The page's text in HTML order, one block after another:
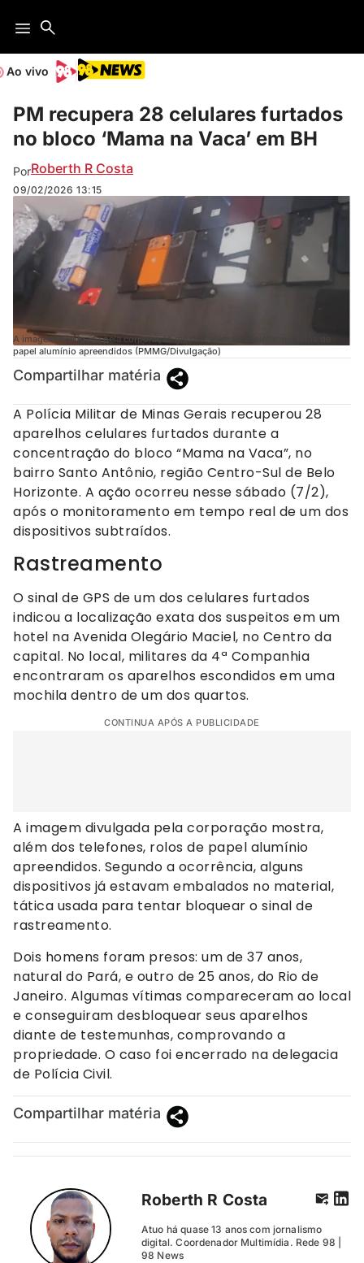
Ao vivo
PM recupera 28 celulares furtados
no bloco ‘Mama na Vaca’ em BH
PorRoberth R Costa
09/02/2026 13:15
A imagem divulgada pela corporação mostra, além dos telefones, rolos de
papel alumínio apreendidos (PMMG/Divulgação)
Compartilhar matéria
A Polícia Militar de Minas Gerais recuperou 28
aparelhos celulares furtados durante a
concentração do bloco “Mama na Vaca”, no
bairro Santo Antônio, região Centro-Sul de Belo
Horizonte. A ação ocorreu nesse sábado (7/2),
após o monitoramento em tempo real de um dos
dispositivos subtraídos.
Rastreamento
O sinal de GPS de um dos celulares furtados
indicou a localização exata dos suspeitos em um
hotel na Avenida Olegário Maciel, no Centro da
capital. No local, militares da 4ª Companhia
encontraram os aparelhos escondidos em uma
mochila dentro de um dos quartos.
CONTINUA APÓS A PUBLICIDADE
A imagem divulgada pela corporação mostra,
além dos telefones, rolos de papel alumínio
apreendidos. Segundo a ocorrência, alguns
dispositivos já estavam embalados no material,
tática usada para tentar bloquear o sinal de
rastreamento.
Dois homens foram presos: um de 37 anos,
natural do Pará, e outro de 25 anos, do Rio de
Janeiro. Algumas vítimas compareceram ao local
e conseguiram desbloquear seus aparelhos
diante de testemunhas, comprovando a
propriedade. O caso foi encerrado na delegacia
de Polícia Civil.
Compartilhar matéria
Roberth R Costa
Atuo há quase 13 anos com jornalismo
digital. Coordenador Multimídia. Rede 98 |
98 News